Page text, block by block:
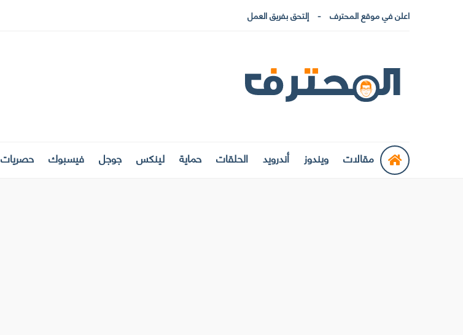
اعلن في موقع المحترف إلتحق بفريق العمل
مقالات ويندوز أندرويد الحلقات حماية لينكس جوجل فيسبوك حصريات